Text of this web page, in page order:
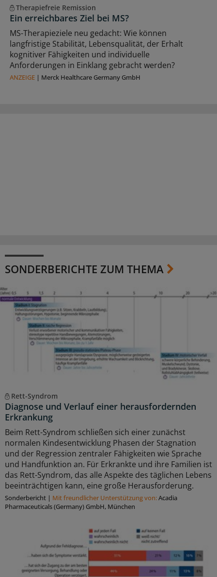
Therapiefreie Remission
Ein erreichbares Ziel bei MS?
MS-Therapieziele neu gedacht: Wie können
langfristige Stabilität, Lebensqualität, der Erhalt
kognitiver Fähigkeiten und individuelle
Anforderungen in Einklang gebracht werden?
ANZEIGE | Merck Healthcare Germany GmbH
SONDERBERICHTE ZUM THEMA
Rett-Syndrom
Diagnose und Verlauf einer herausfordernden
Erkrankung
Beim Rett-Syndrom schließen sich einer zunächst
normalen Kindesentwicklung Phasen der Stagnation
und der Regression zentraler Fähigkeiten wie Sprache
und Handfunktion an. Für Erkrankte und ihre Familien ist
das Rett-Syndrom, das alle Aspekte des täglichen Lebens
beeinträchtigen kann, eine große Herausforderung.
Sonderbericht | Mit freundlicher Unterstützung von:Acadia
Pharmaceuticals (Germany) GmbH, München